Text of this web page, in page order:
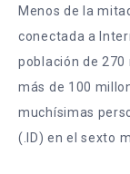
Menos de la
conectada a
población de 270
más de 100
muchísimas
(.ID) en el sexto